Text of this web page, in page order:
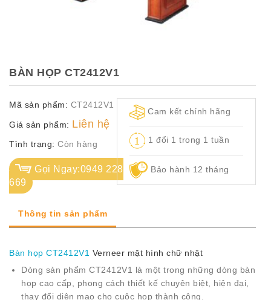
MÃ
CH.
SÁCH
Q.
ĐỊNH
BÀN HỌP CT2412V1
Mã sản phẩm: CT2412V1
Giá sản phẩm: Liên hệ
Tình trạng: Còn hàng
Gọi Ngay:0949 228
669
Cam kết chính hãng
1 đổi 1 trong 1 tuần
Bảo hành 12 tháng
Thông tin sản phẩm
Bàn họp CT2412V1 Verneer mặt hình chữ nhật
Dòng sản phẩm CT2412V1 là một trong những dòng bàn
họp cao cấp, phong cách thiết kế chuyên biệt, hiện đại,
thay đổi diện mạo cho cuộc họp thành công.